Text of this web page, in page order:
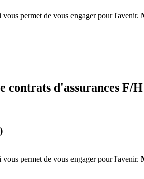
vous permet de vous engager pour l'avenir.
contrats d'assurances F/H
vous permet de vous engager pour l'avenir.